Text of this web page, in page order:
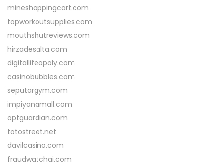
mineshoppingcart.com
topworkoutsupplies.com
mouthshutreviews.com
hirzadesalta.com
digitallifeopoly.com
casinobubbles.com
seputargym.com
impiyanamall.com
optguardian.com
totostreet.net
davilcasino.com
fraudwatchai.com